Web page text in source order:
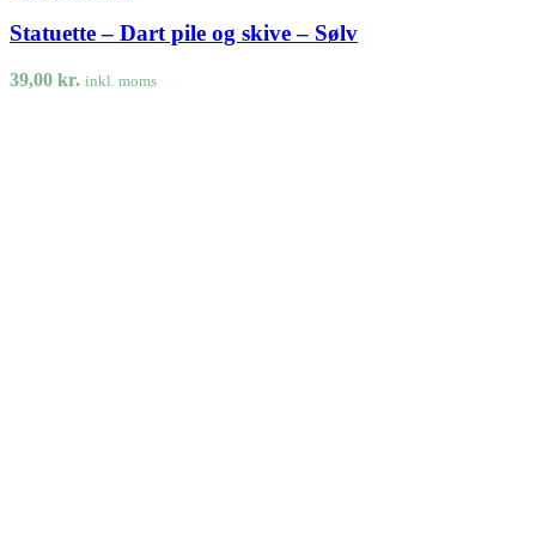
Statuette – Dart pile og skive – Sølv
39,00 kr. inkl. moms